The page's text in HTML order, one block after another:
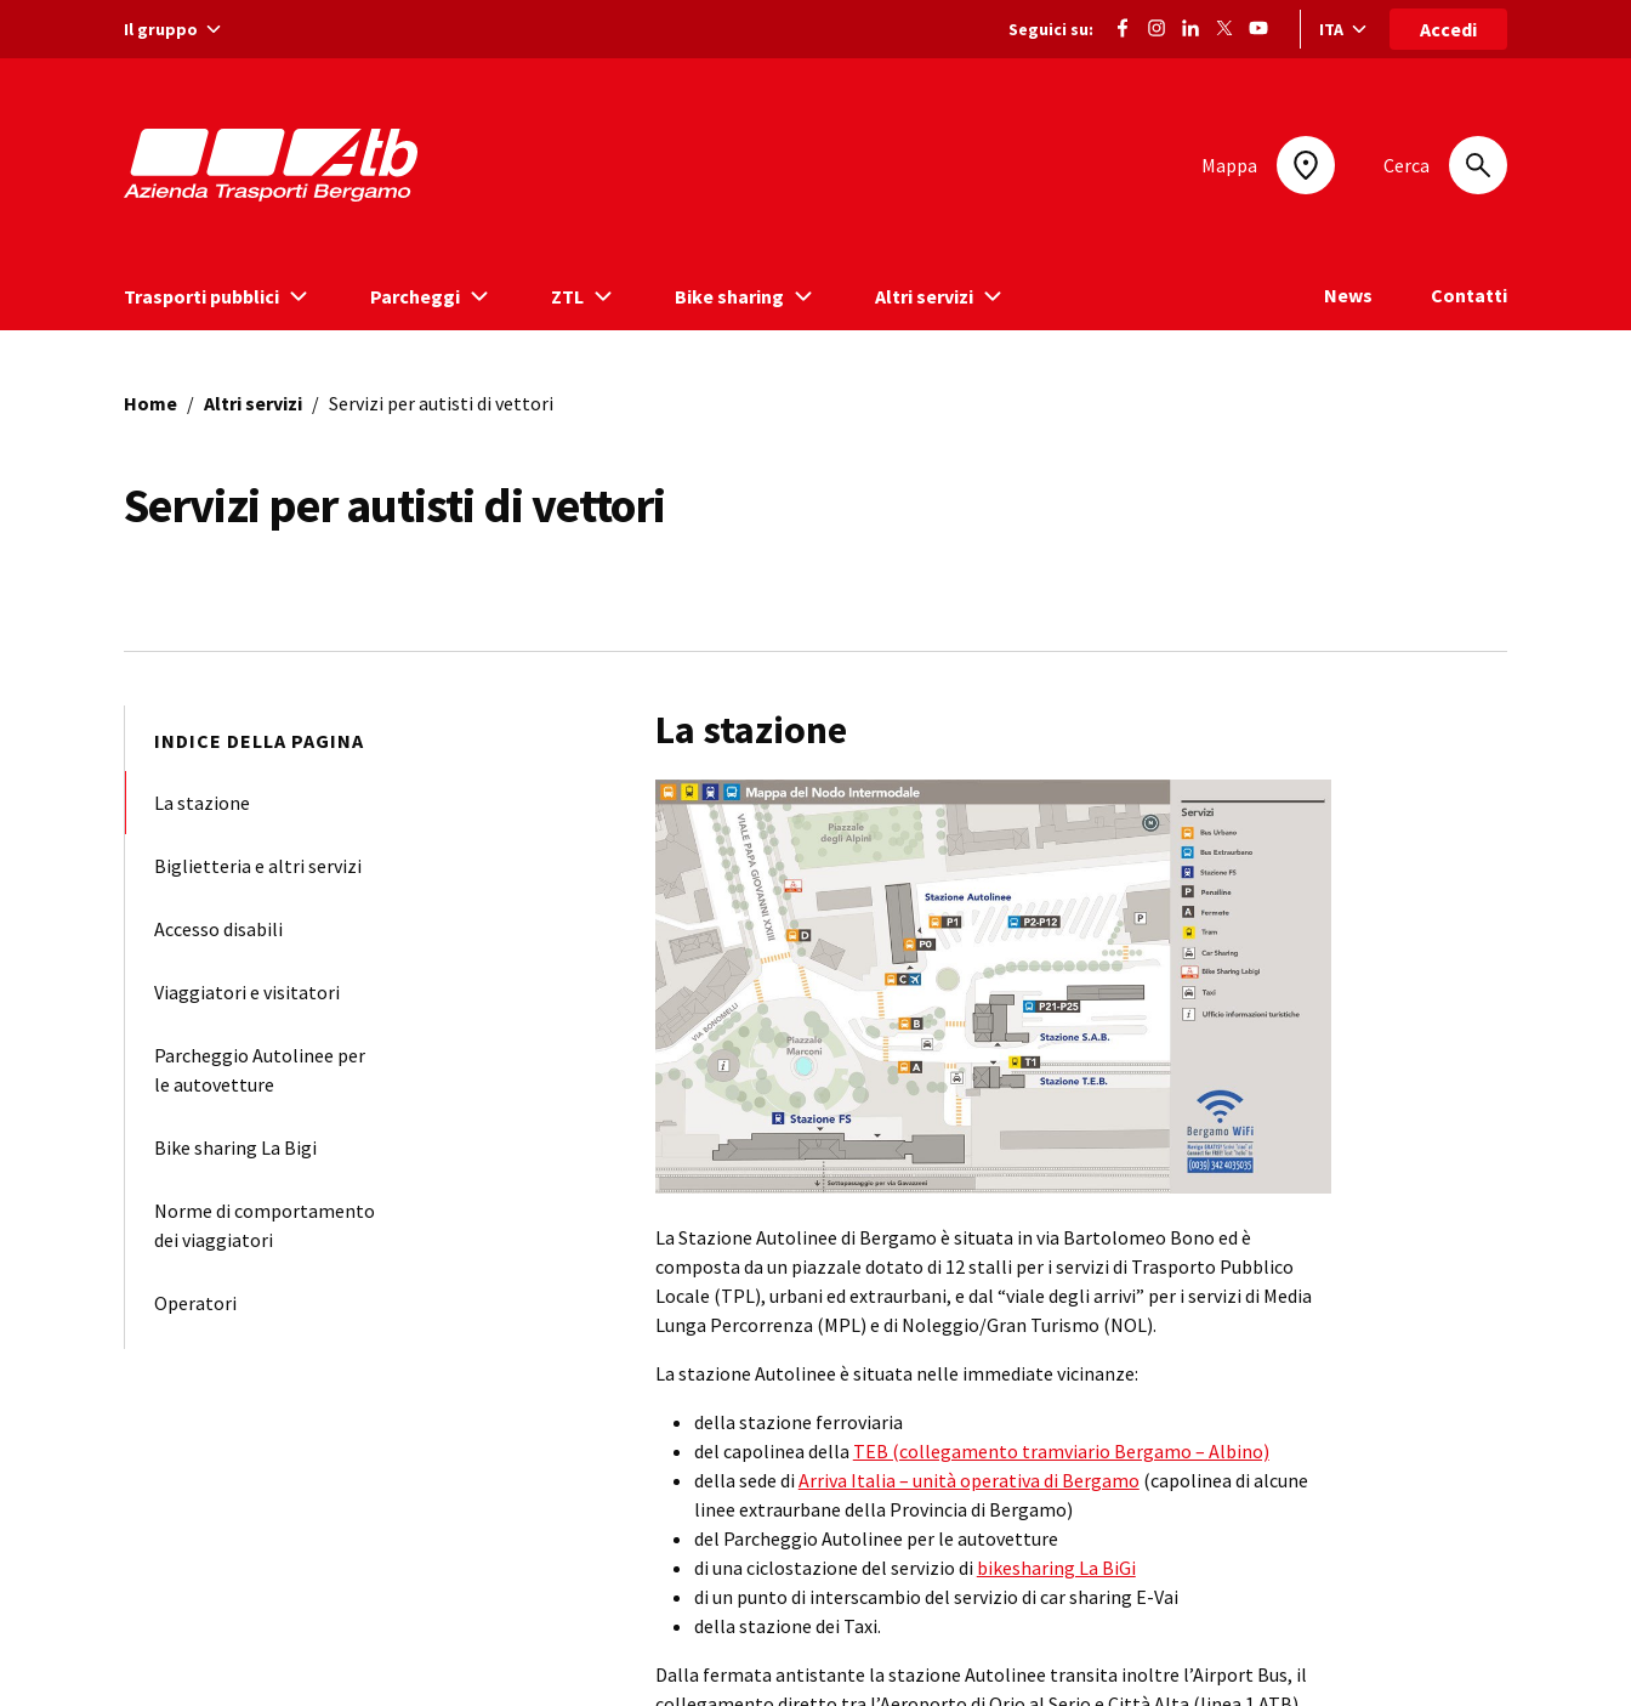
Il gruppo Seguici su: Selezione lingua: lingua selezionata
ITA Accedi
Mappa Cerca
Trasporti pubblici Parcheggi ZTL Bike sharing Altri servizi News Contatti
Home / Altri servizi / Servizi per autisti di vettori
Servizi per autisti di vettori
INDICE DELLA PAGINA
La stazione
Biglietteria e altri servizi
Accesso disabili
Viaggiatori e visitatori
Parcheggio Autolinee per
le autovetture
Bike sharing La Bigi
Norme di comportamento
dei viaggiatori
Operatori
La stazione
La Stazione Autolinee di Bergamo è situata in via Bartolomeo Bono ed è
composta da un piazzale dotato di 12 stalli per i servizi di Trasporto Pubblico
Locale (TPL), urbani ed extraurbani, e dal “viale degli arrivi” per i servizi di Media
Lunga Percorrenza (MPL) e di Noleggio/Gran Turismo (NOL).
La stazione Autolinee è situata nelle immediate vicinanze:
della stazione ferroviaria
del capolinea della TEB (collegamento tramviario Bergamo – Albino)
della sede di Arriva Italia – unità operativa di Bergamo (capolinea di alcune
linee extraurbane della Provincia di Bergamo)
del Parcheggio Autolinee per le autovetture
di una ciclostazione del servizio di bikesharing La BiGi
di un punto di interscambio del servizio di car sharing E-Vai
della stazione dei Taxi.
Dalla fermata antistante la stazione Autolinee transita inoltre l’Airport Bus, il